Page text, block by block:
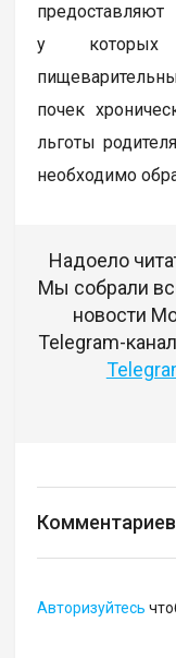
у которых
почек
льготы
необходимо
Надоело
Мы собрали
новости
Telegram-
Авторизуйтесь